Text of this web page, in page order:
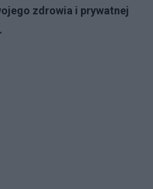
zdrowia i prywatnej